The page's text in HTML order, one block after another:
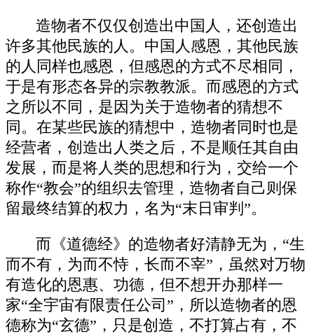
造物者不仅仅创造出中国人，还创造出
许多其他民族的人。中国人感恩，其他民族
的人同样也感恩，但感恩的方式不尽相同，
于是有形态各异的宗教教派。而感恩的方式
之所以不同，是因为关于造物者的猜想不
同。在某些民族的猜想中，造物者同时也是
经营者，创造出人类之后，不是顺任其自由
发展，而是将人类的思想和行为，交给一个
称作“教会”的组织去管理，造物者自己则保
留最终结算的权力，名为“末日审判”。
而《道德经》的造物者好清静无为，“生
而不有，为而不恃，长而不宰”，虽然对万物
有造化的恩惠、功德，但不想开办那样一
家“全宇宙有限责任公司”，所以造物者的恩
德称为“玄德”，只是创造，不打算占有，不